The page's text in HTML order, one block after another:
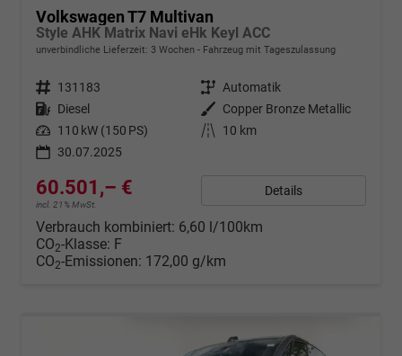
Volkswagen T7 Multivan
Style AHK Matrix Navi eHk Keyl ACC
unverbindliche Lieferzeit: 3 Wochen Fahrzeug mit Tageszulassung
Fahrzeugnr. 131183 Getriebe Automatik
Kraftstoff Diesel Außenfarbe Copper Bronze Metallic
Leistung 110 kW (150 PS) Kilometerstand
10 km
30.07.2025
60.501,– €
incl. 21% MwSt.
Details
Verbrauch kombiniert: 6,60 l/100km
CO2-Klasse: F
CO2-Emissionen: 172,00 g/km